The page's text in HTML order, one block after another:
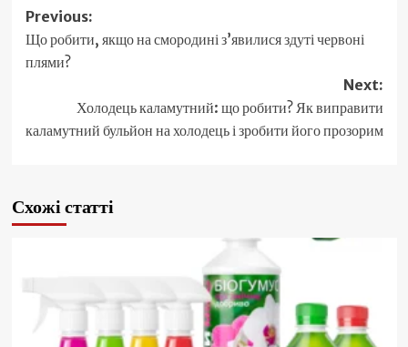
Post
navigation
Previous:
Що робити, якщо на смородині з’явилися здуті червоні
плями?
Next:
Холодець каламутний: що робити? Як виправити
каламутний бульйон на холодець і зробити його прозорим
Схожі статті